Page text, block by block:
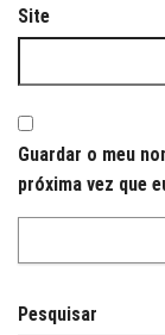
Site
Guardar o meu
próxima vez que
Pesquisar